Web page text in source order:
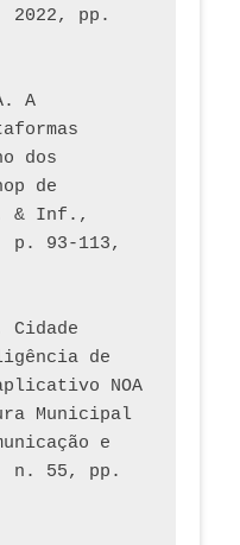
2022, pp.
A
dos
de
& Inf.,
p. 93-113,
Cidade
de
NOA
Municipal
e
n. 55, pp.